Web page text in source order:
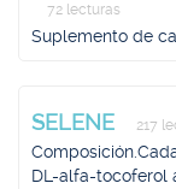
72 lecturas
Suplemento de
SELENE 217
DL-alfa-tocoferol